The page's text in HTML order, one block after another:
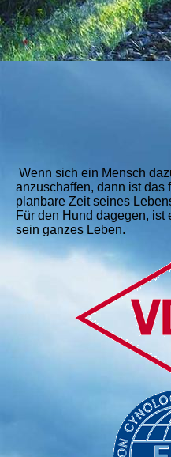
Wenn sich ein Mensch
anzuschaffen, dann ist das
planbare Zeit seines
Für den Hund dagegen, ist
sein ganzes Leben.